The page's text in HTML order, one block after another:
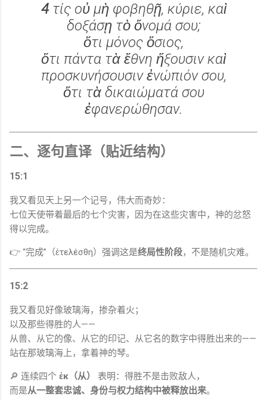
4τίς οὐ μὴ φοβηθῇ, κύριε, καὶ
δοξάσῃ τὸ ὄνομά σου;
ὅτι μόνος ὅσιος,
ὅτι πάντα τὰ ἔθνη ἥξουσιν καὶ
προσκυνήσουσιν ἐνώπιόν σου,
ὅτι τὰ δικαιώματά σου
ἐφανερώθησαν.
二、逐句直译（贴近结构）
15:1
我又看见天上另一个记号，伟大而奇妙：
七位天使带着最后的七个灾害，因为在这些灾害中，神的忿怒
得以完成。
👉 “完成”（ἐτελέσθη）强调这是终局性阶段，不是随机灾难。
15:2
我又看见好像玻璃海，掺杂着火；
以及那些得胜的人——
从兽、从它的像、从它的印记、从它名的数字中得胜出来的——
站在那玻璃海上，拿着神的琴。
🔎 连续四个 ἐκ（从）
表明：得胜不是击败敌人，
而是从一整套忠诚、身份与权力结构中被释放出来。